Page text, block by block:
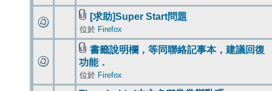
[求助]Super Start問題
位於 Firefox
書籤說明欄，等同聯絡記事本，建議回復
功能．
位於 Firefox